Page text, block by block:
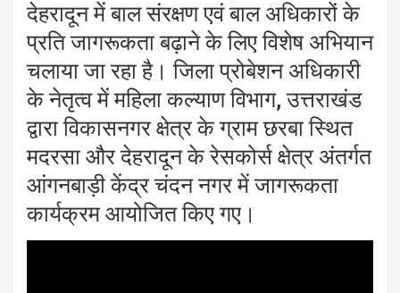
देहरादून में बाल संरक्षण एवं बाल अधिकारों के
प्रति जागरूकता बढ़ाने के लिए विशेष अभियान
चलाया जा रहा है। जिला प्रोबेशन अधिकारी
के नेतृत्व में महिला कल्याण विभाग, उत्तराखंड
द्वारा विकासनगर क्षेत्र के ग्राम छरबा स्थित
मदरसा और देहरादून के रेसकोर्स क्षेत्र अंतर्गत
आंगनबाड़ी केंद्र चंदन नगर में जागरूकता
कार्यक्रम आयोजित किए गए।